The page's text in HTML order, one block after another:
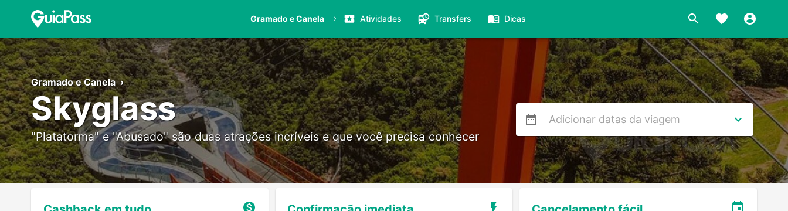
Gramado e Canela › Atividades Transfers Dicas
Gramado e Canela ›
Skyglass
"Platatorma" e "Abusado" são duas atrações incríveis e que você precisa conhecer